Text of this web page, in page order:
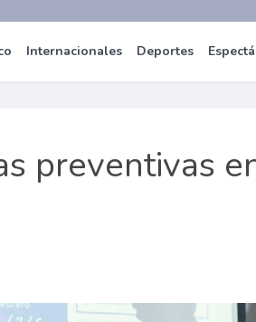
Internacionales Deportes
preventivas